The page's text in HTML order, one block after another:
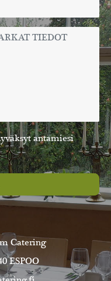
antamiesi
Catering
ESPOO